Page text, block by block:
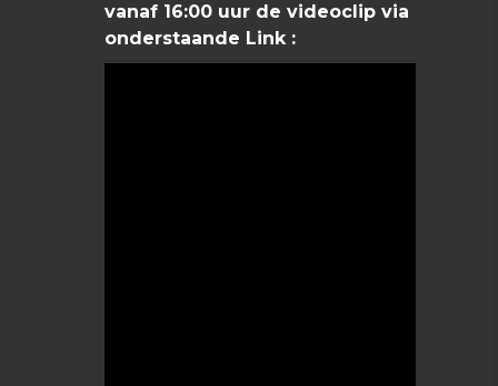
vanaf 16:00 uur de videoclip via
onderstaande Link :